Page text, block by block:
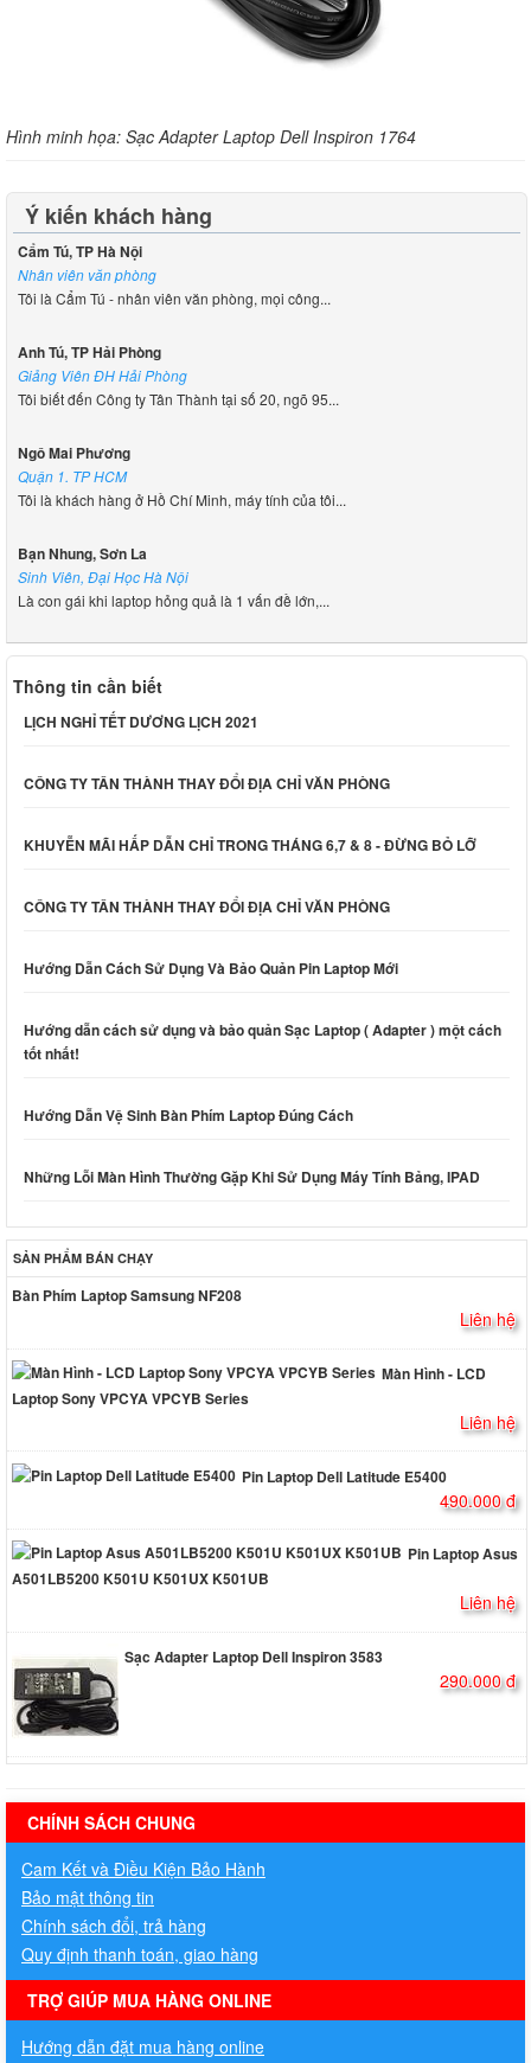
Hình minh họa: Sạc Adapter Laptop Dell Inspiron 1764
Ý kiến khách hàng
Cẩm Tú, TP Hà Nội
Nhân viên văn phòng
Tôi là Cẩm Tú - nhân viên văn phòng, mọi công...
Anh Tú, TP Hải Phòng
Giảng Viên ĐH Hải Phòng
Tôi biết đến Công ty Tân Thành tại số 20, ngõ 95...
Ngô Mai Phương
Quận 1. TP HCM
Tôi là khách hàng ở Hồ Chí Minh, máy tính của tôi...
Bạn Nhung, Sơn La
Sinh Viên, Đại Học Hà Nội
Là con gái khi laptop hỏng quả là 1 vấn đề lớn,...
Thông tin cần biết
LỊCH NGHỈ TẾT DƯƠNG LỊCH 2021
CÔNG TY TÂN THÀNH THAY ĐỔI ĐỊA CHỈ VĂN PHÒNG
KHUYỄN MÃI HẤP DẪN CHỈ TRONG THÁNG 6,7 & 8 - ĐỪNG BỎ LỠ
CÔNG TY TÂN THÀNH THAY ĐỔI ĐỊA CHỈ VĂN PHÒNG
Hướng Dẫn Cách Sử Dụng Và Bảo Quản Pin Laptop Mới
Hướng dẫn cách sử dụng và bảo quản Sạc Laptop ( Adapter ) một cách
tốt nhất!
Hướng Dẫn Vệ Sinh Bàn Phím Laptop Đúng Cách
Những Lỗi Màn Hình Thường Gặp Khi Sử Dụng Máy Tính Bảng, IPAD
SẢN PHẨM BÁN CHẠY
Bàn Phím Laptop Samsung NF208
Liên hệ
Màn Hình - LCD
Laptop Sony VPCYA VPCYB Series
Liên hệ
Pin Laptop Dell Latitude E5400
490.000 đ
Pin Laptop Asus
A501LB5200 K501U K501UX K501UB
Liên hệ
Sạc Adapter Laptop Dell Inspiron 3583
290.000 đ
hermes handbags outlet online
CHÍNH SÁCH CHUNG
Cam Kết và Điều Kiện Bảo Hành
Bảo mật thông tin
Chính sách đổi, trả hàng
Quy định thanh toán, giao hàng
TRỢ GIÚP MUA HÀNG ONLINE
Hướng dẫn đặt mua hàng online